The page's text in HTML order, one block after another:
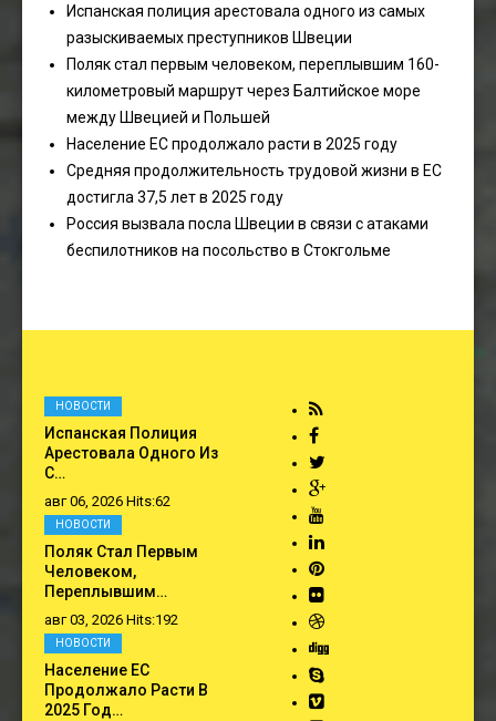
Испанская полиция арестовала одного из самых
разыскиваемых преступников Швеции
Поляк стал первым человеком, переплывшим 160-
километровый маршрут через Балтийское море
между Швецией и Польшей
Население ЕС продолжало расти в 2025 году
Средняя продолжительность трудовой жизни в ЕС
достигла 37,5 лет в 2025 году
Россия вызвала посла Швеции в связи с атаками
беспилотников на посольство в Стокгольме
Испанская Полиция
Арестовала Одного Из
С…
авг 06, 2026 Hits:62
НОВОСТИ
Поляк Стал Первым
Человеком,
Переплывшим…
авг 03, 2026 Hits:192
НОВОСТИ
Население ЕС
Продолжало Расти В
2025 Год…
НОВОСТИ